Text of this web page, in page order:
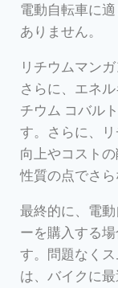
電動自転車に
ありません。
リチウムマン
さらに、エネ
チウム コバル
す。さらに、
向上やコスト
性質の点でさら
最終的に、電
ーを購入する
す。問題なく
は、バイクに